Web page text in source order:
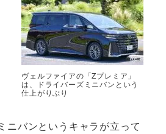
ヴェルファイアの「Zプレミア」
は、ドライバーズミニバンという
仕上がりぶり
ニバンというキャラが立って